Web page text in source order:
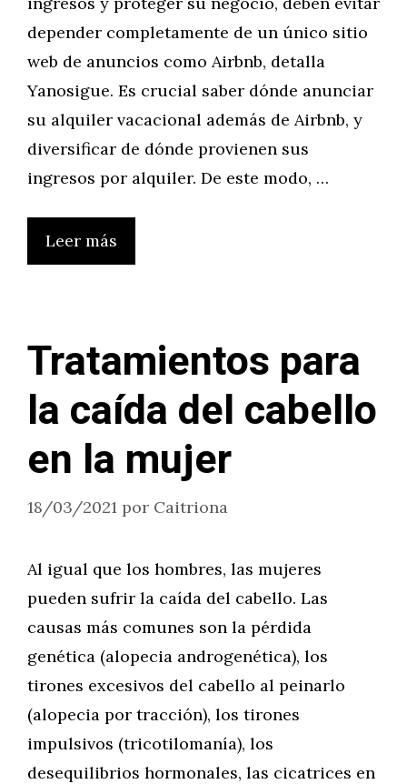
depender completamente de un único sitio
web de anuncios como Airbnb, detalla
Yanosigue. Es crucial saber dónde anunciar
su alquiler vacacional además de Airbnb, y
diversificar de dónde provienen sus
ingresos por alquiler. De este modo, …
Leer más
Tratamientos para
la caída del cabello
en la mujer
18/03/2021 por Caitriona
Al igual que los hombres, las mujeres
pueden sufrir la caída del cabello. Las
causas más comunes son la pérdida
genética (alopecia androgenética), los
tirones excesivos del cabello al peinarlo
(alopecia por tracción), los tirones
impulsivos (tricotilomanía), los
desequilibrios hormonales, las cicatrices en